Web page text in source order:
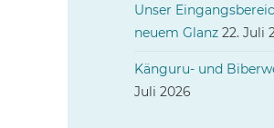
Unser
neuem Glanz 22. Juli
Känguru- und
Juli 2026